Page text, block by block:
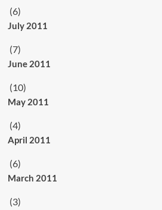
(6)
July 2011
(7)
June 2011
(10)
May 2011
(4)
April 2011
(6)
March 2011
(3)